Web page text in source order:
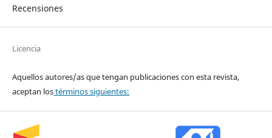
Recensiones
Licencia
Aquellos autores/as que tengan publicaciones con esta revista,
aceptan lostérminos siguientes: